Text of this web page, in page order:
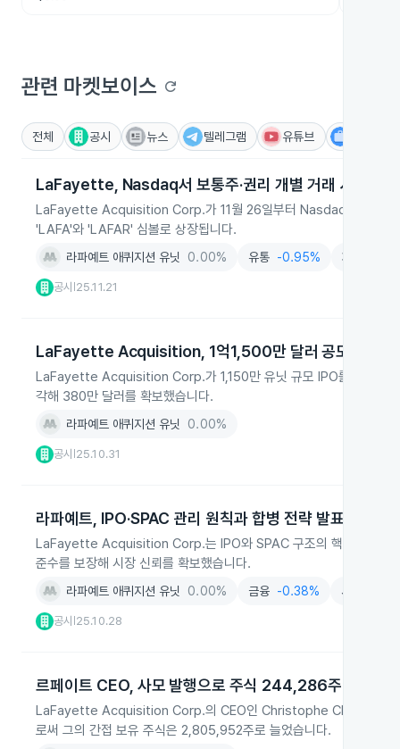
관련 마켓보이스 refresh
전체 공시 뉴스 텔레그램 유튜브
LaFayette, Nasdaq서 보통주·권리 개별 거래 시작
LaFayette Acquisition Corp.가 11월 26일부터 Nasdaq에서 유닛
'LAFA'와 'LAFAR' 심볼로 상장됩니다.
라파예트 애퀴지션 유닛 0.00% 유통 -0.95% 제약
공시 25.11.21
LaFayette Acquisition, 1억1,500만 달러 공모 성공
LaFayette Acquisition Corp.가 1,150만 유닛 규모 IPO를 성공적으
각해 380만 달러를 확보했습니다.
라파예트 애퀴지션 유닛 0.00%
공시 25.10.31
라파예트, IPO·SPAC 관리 원칙과 합병 전략 발표
LaFayette Acquisition Corp.는 IPO와 SPAC 구조의 핵심 관리 원
준수를 보장해 시장 신뢰를 확보했습니다.
라파예트 애퀴지션 유닛 0.00% 금융 -0.38% 서비스
공시 25.10.28
르페이트 CEO, 사모 발행으로 주식 244,286주 추가 매
LaFayette Acquisition Corp.의 CEO인 Christophe Charlier가
로써 그의 간접 보유 주식은 2,805,952주로 늘었습니다.